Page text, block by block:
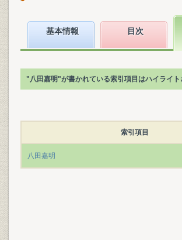
基本情報 目次
"八田嘉明"が書かれている索引項目はハイライト
索引項目
八田嘉明